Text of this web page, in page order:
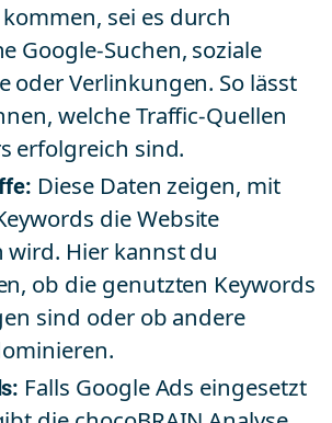
sei es durch
Google-Suchen, soziale
oder Verlinkungen. So lässt
welche Traffic-Quellen
erfolgreich sind.
Diese Daten zeigen, mit
die Website
wird. Hier kannst du
ob die genutzten Keywords
sind oder ob andere
Falls Google Ads eingesetzt